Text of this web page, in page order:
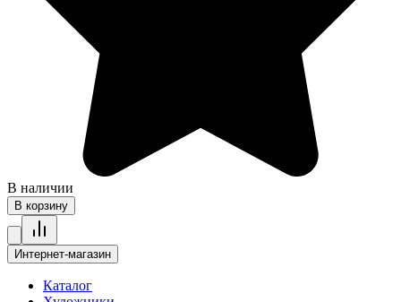
В наличии
В корзину
Интернет-магазин
Каталог